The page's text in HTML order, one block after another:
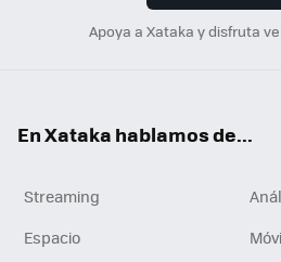
Apoya a Xataka y disfruta
En Xataka hablamos de...
Streaming
Espacio